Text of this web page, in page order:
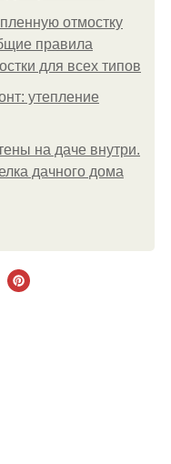
отмостку
правила
для всех типов
утепление
на даче внутри.
дачного дома